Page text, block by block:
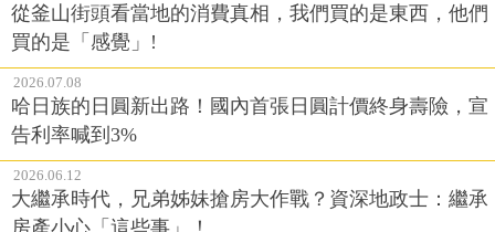
從釜山街頭看當地的消費真相，我們買的是東西，他們
買的是「感覺」!
2026.07.08
哈日族的日圓新出路！國內首張日圓計價終身壽險，宣
告利率喊到3%
2026.06.12
大繼承時代，兄弟姊妹搶房大作戰？資深地政士：繼承
房產小心「這些事」！